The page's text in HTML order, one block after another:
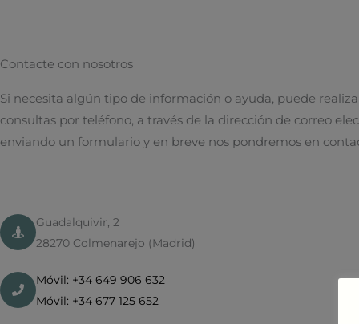
Contacte con nosotros
Si necesita algún tipo de información o ayuda, puede
consultas por teléfono, a través de la dirección de correo
enviando un formulario y en breve nos pondremos en
Guadalquivir, 2
28270 Colmenarejo (Madrid)
Móvil: +34 649 906 632
Móvil: +34 677 125 652